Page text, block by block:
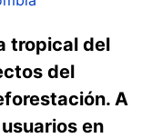
tropical del
del
A
en